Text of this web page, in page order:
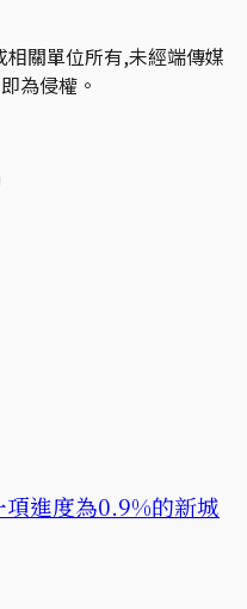
相關單位所有,未經端傳媒
為侵權。
進度為0.9%的新城